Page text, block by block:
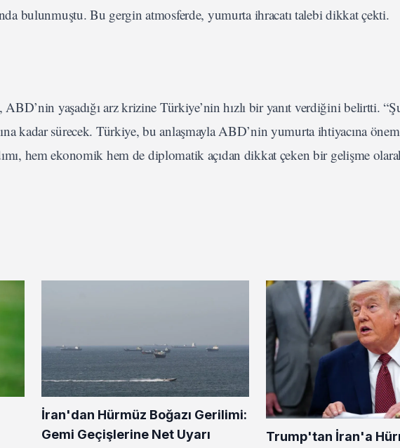
bulunmuştu. Bu gergin atmosferde, yumurta ihracatı talebi dikkat çekti.
yaşadığı arz krizine Türkiye’nin hızlı bir yanıt verdiğini belirtti.
kadar sürecek. Türkiye, bu anlaşmayla ABD’nin yumurta ihtiyacına
hem ekonomik hem de diplomatik açıdan dikkat çeken bir gelişme
İran'dan Hürmüz Boğazı Gerilimi:
Gemi Geçişlerine Net Uyarı
Trump'tan İran'a